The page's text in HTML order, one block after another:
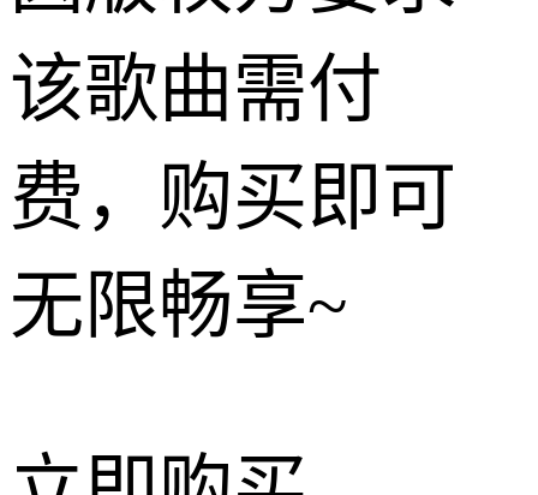
该歌曲需付
费，购买即可
无限畅享~